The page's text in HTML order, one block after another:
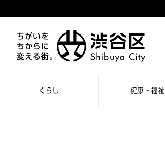
くらし 健康・福祉